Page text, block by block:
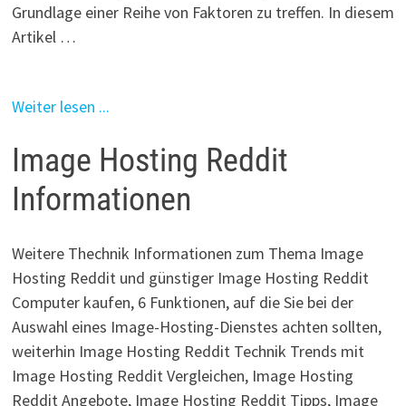
Grundlage einer Reihe von Faktoren zu treffen. In diesem
Artikel …
Weiter lesen ...
Image Hosting Reddit
Informationen
Weitere Thechnik Informationen zum Thema Image
Hosting Reddit und günstiger Image Hosting Reddit
Computer kaufen, 6 Funktionen, auf die Sie bei der
Auswahl eines Image-Hosting-Dienstes achten sollten,
weiterhin Image Hosting Reddit Technik Trends mit
Image Hosting Reddit Vergleichen, Image Hosting
Reddit Angebote, Image Hosting Reddit Tipps, Image